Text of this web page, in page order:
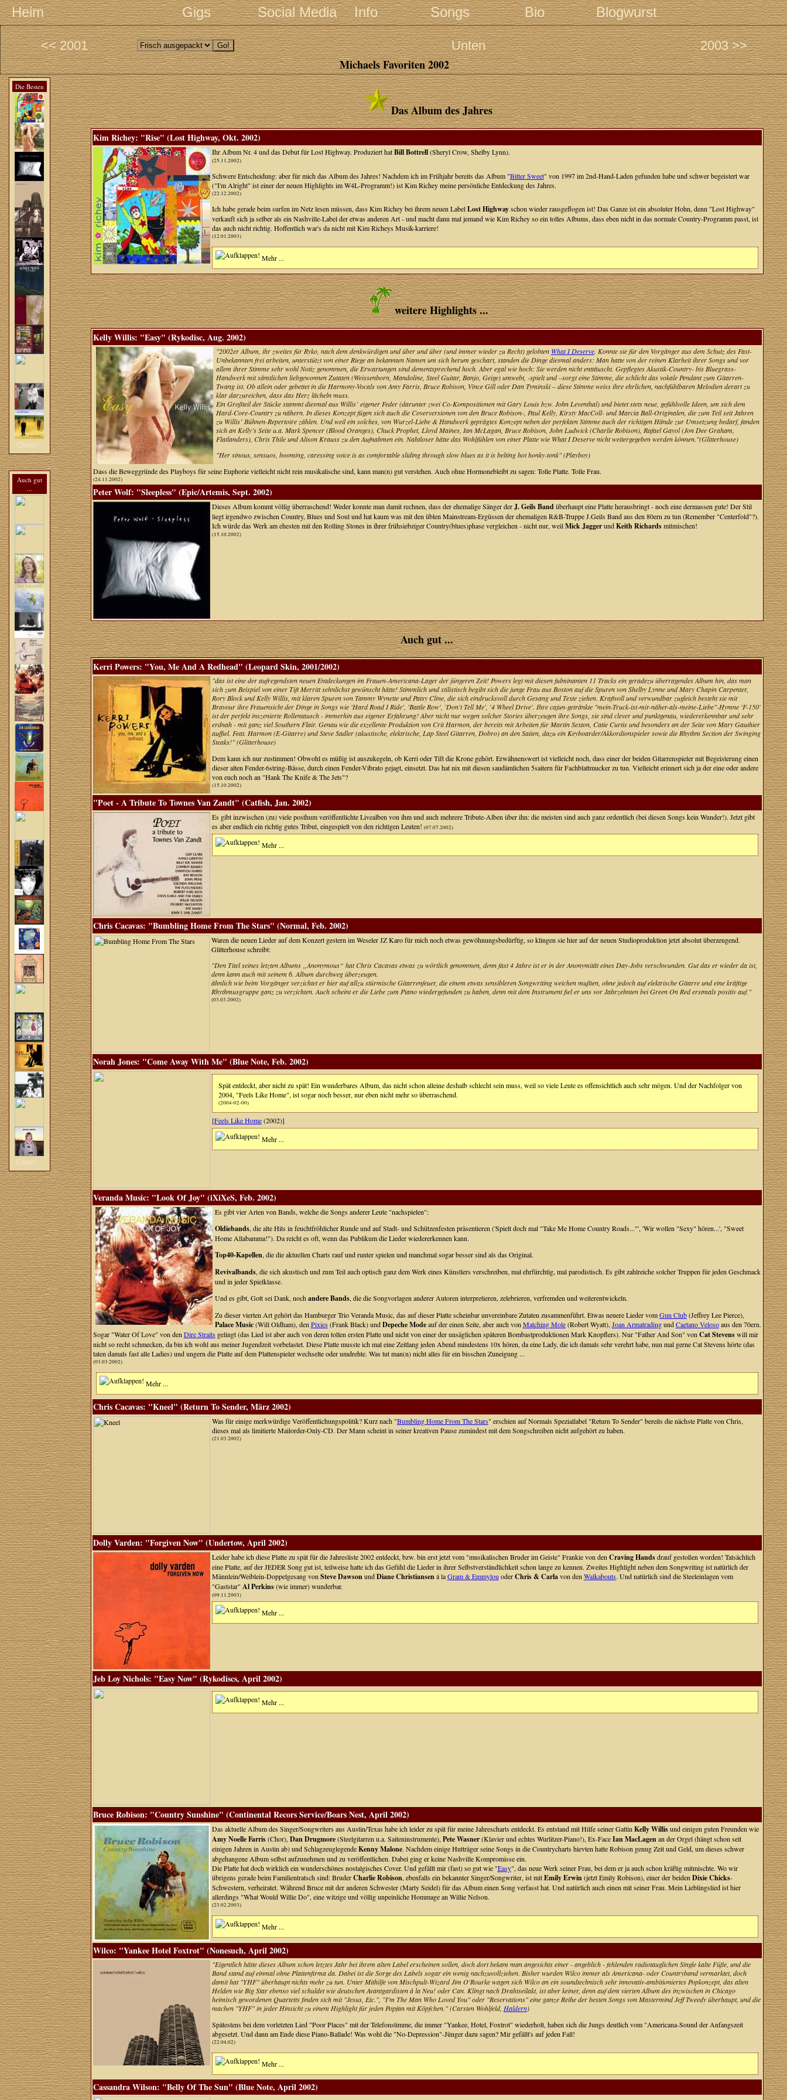
Heim Gigs Social Media Info Songs Bio Blogwurst
<< 2001 Unten 2003 >>
Michaels Favoriten 2002
Die Besten
Oben
Auch gut
...
Oben
Das Album des Jahres
Kim Richey: "Rise" (Lost Highway, Okt. 2002)
Ihr Album Nr. 4 und das Debut für Lost Highway. Produziert hatBill Bottrell(Sheryl Crow, Shelby Lynn).
(25.11.2002)
Schwere Entscheidung: aber für mich das Album des Jahres! Nachdem ich im Frühjahr bereits das Album "Bitter Sweet" von 1997 im 2nd-Hand-Laden gefunden habe und schwer begeistert war
("I'm Alright" ist einer der neuen Highlights im W4L-Programm!) ist Kim Richey meine persönliche Entdeckung des Jahres.
(22.12.2002)
Ich habe gerade beim surfen im Netz lesen müssen, dass Kim Richey bei ihrem neuen LabelLost Highwayschon wieder rausgeflogen ist! Das Ganze ist ein absoluter Hohn, denn "Lost Highway"
verkauft sich ja selber als ein Nashville-Label der etwas anderen Art - und macht dann mal jemand wie Kim Richey so ein tolles Albums, dass eben nicht in das normale Country-Programm passt, ist
das auch nicht richtig. Hoffentlich war's da nicht mit Kim Richeys Musik-karriere!
(12.01.2003)
Mehr ...
weitere Highlights ...
Kelly Willis: "Easy" (Rykodisc, Aug. 2002)
"2002er Album, ihr zweites für Ryko, nach dem denkwürdigen und über und über (und immer wieder zu Recht) gelobten What I Deserve. Konnte sie für den Vorgänger aus dem Schutz des Fast-
Unbekannten frei arbeiten, unterstützt von einer Riege an bekannten Namen um sich herum geschart, standen die Dinge diesmal anders: Man hatte von der reinen Klarheit ihrer Songs und vor
allem ihrer Stimme sehr wohl Notiz genommen, die Erwartungen sind dementsprechend hoch. Aber egal wie hoch: Sie werden nicht enttäuscht. Gepflegtes Akustik-Country- bis Bluegrass-
Handwerk mit sämtlichen liebgewonnen Zutaten (Weissenborn, Mandoline, Steel Guitar, Banjo, Geige) umwebt, -spielt und –sorgt eine Stimme, die schlicht das vokale Pendant zum Gitarren-
Twang ist. Ob allein oder gebettet in die Harmony-Vocals von Amy Farris, Bruce Robison, Vince Gill oder Dan Tyminski – diese Stimme weiss ihre ehrlichen, nachfühlbaren Melodien derart zu
klar darzureichen, dass das Herz lächeln muss.
Ein Großteil der Stücke stammt diesmal aus Willis’ eigener Feder (darunter zwei Co-Kompositionen mit Gary Louis bzw. John Leventhal) und bietet stets neue, gefühlvolle Ideen, um sich dem
Hard-Core-Country zu nähern. In dieses Konzept fügen sich auch die Coverversionen von den Bruce Robison-, Paul Kelly, Kirsty MacColl- und Marcia Ball-Originalen, die zum Teil seit Jahren
zu Willis’ Bühnen-Repertoire zählen. Und weil ein solches, von Wurzel-Liebe & Handwerk geprägtes Konzept neben der perfekten Stimme auch der richtigen Hände zur Umsetzung bedarf, fanden
sich an Kelly’s Seite u.a. Mark Spencer (Blood Oranges), Chuck Prophet, Lloyd Maines, Ian McLagan, Bruce Robison, John Ludwick (Charlie Robison), Rafael Gayol (Jon Dee Graham,
Flatlanders), Chris Thile und Alison Krauss zu den Aufnahmen ein. Nahtloser hätte das Wohlfühlen von einer Platte wie What I Deserve nicht weitergegeben werden können."(Glitterhouse)
"Her sinous, sensuos, booming, caressing voice is as comfortable sliding through slow blues as it is belting hot honky-tonk" (Playboy)
Dass die Beweggründe des Playboys für seine Euphorie vielleicht nicht rein musikalische sind, kann man(n) gut verstehen. Auch ohne Hormonebleibt zu sagen: Tolle Platte. Tolle Frau.
(24.11.2002)
Peter Wolf: "Sleepless" (Epic/Artemis, Sept. 2002)
Dieses Album kommt völlig überraschend! Weder konnte man damit rechnen, dass der ehemalige Sänger derJ. Geils Band überhaupt eine Platte herausbringt - noch eine dermassen gute! Der Stil
liegt irgendwo zwischen Country, Blues und Soul und hat kaum was mit den üblen Mainstream-Ergüssen der ehemaligen R&B-Truppe J.Geils Band aus den 80ern zu tun (Remember "Centerfold"?).
Ich würde das Werk am ehesten mit den Rolling Stones in ihrer frühsiebziger Country(blues)phase vergleichen - nicht nur, weilMick JaggerundKeith Richardsmitmischen!
(15.10.2002)
Auch gut ...
Kerri Powers: "You, Me And A Redhead" (Leopard Skin, 2001/2002)
"das ist eine der aufregendsten neuen Entdeckungen im Frauen-Americana-Lager der jüngeren Zeit! Powers legt mit diesen fulminanten 11 Tracks ein geradezu überragendes Album hin, das man
sich zum Beispiel von einer Tift Merritt sehnlichst gewünscht hätte! Stimmlich und stilistisch begibt sich die junge Frau aus Boston auf die Spuren von Shelby Lynne und Mary Chapin Carpenter,
Rory Block und Kelly Willis, mit klaren Spuren von Tammy Wynette und Patsy Cline, die sich eindrucksvoll durch Gesang und Texte ziehen. Kraftvoll und verwundbar zugleich besteht sie mit
Bravour ihre Frauensicht der Dinge in Songs wie 'Hard Road I Ride', 'Battle Row', 'Don't Tell Me', '4 Wheel Drive'. Ihre cajun-getränkte "mein-Truck-ist-mir-näher-als-meine-Liebe"-Hymne 'F-150'
ist der perfekt inszenierte Rollentausch - immerhin aus eigener Erfahrung! Aber nicht nur wegen solcher Stories überzeugen ihre Songs, sie sind clever und punktgenau, wiedererkennbar und sehr
erdnah - mit ganz viel Southern Flair. Genau wie die exzellente Produktion von Crit Harmon, der bereits mit Arbeiten für Martin Sexton, Catie Curtis und besonders an der Seite von Mary Gauthier
auffiel. Feat. Harmon (E-Gitarre) und Steve Sadler (akustische, elektrische, Lap Steel Gitarren, Dobro) an den Saiten, dazu ein Keyboarder/Akkordionspieler sowie die Rhythm Section der Swinging
Steaks!" (Glitterhouse)
Dem kann ich nur zustimmen! Obwohl es müßig ist auszukegeln, ob Kerri oder Tift die Krone gehört. Erwähnenswert ist vielleicht noch, dass einer der beiden Gitarrenspieler mit Begeisterung einen
dieser alten Fender-6string-Bässe, durch einen Fender-Vibrato gejagt, einsetzt. Das hat nix mit diesen saudämlichen 5saitern für Fachblattmucker zu tun. Vielleicht erinnert sich ja der eine oder andere
von euch noch an "Hank The Knife & The Jets"?
(15.10.2002)
"Poet - A Tribute To Townes Van Zandt" (Catfish, Jan. 2002)
Es gibt inzwischen (zu) viele posthum veröffentlichte Livealben von ihm und auch mehrere Tribute-Alben über ihn: die meisten sind auch ganz ordentlich (bei diesen Songs kein Wunder!). Jetzt gibt
es aber endlich ein richtig gutes Tribut, eingespielt von den richtigen Leuten! (07.07.2002)
Mehr ...
Chris Cacavas: "Bumbling Home From The Stars" (Normal, Feb. 2002)
Waren die neuen Lieder auf dem Konzert gestern im Weseler JZ Karo für mich noch etwas gewöhnungsbedürftig, so klingen sie hier auf der neuen Studioproduktion jetzt absolut überzeugend.
Glitterhouse schreibt:
"Den Titel seines letzten Albums „Anonymous“ hat Chris Cacavas etwas zu wörtlich genommen, denn fast 4 Jahre ist er in der Anonymität eines Day-Jobs verschwunden. Gut das er wieder da ist,
denn kann auch mit seinem 6. Album durchweg überzeugen.
ähnlich wie beim Vorgänger verzichtet er hier auf allzu stürmische Gitarrenfeuer, die einem etwas sensibleren Songwriting weichen mußten, ohne jedoch auf elektrische Gitarre und eine kräftige
Rhythmusgruppe ganz zu verzichten. Auch scheint er die Liebe zum Piano wiedergefunden zu haben, denn mit dem Instrument fiel er uns vor Jahrzehnten bei Green On Red erstmals positiv auf."
(03.03.2002)
Norah Jones: "Come Away With Me" (Blue Note, Feb. 2002)
Spät entdeckt, aber nicht zu spät! Ein wunderbares Album, das nicht schon alleine deshalb schlecht sein muss, weil so viele Leute es offensichtlich auch sehr mögen. Und der Nachfolger von
2004, "Feels Like Home", ist sogar noch besser, nur eben nicht mehr so überraschend.
(2004-02-00)
[Feels Like Home(2002)]
Mehr ...
Veranda Music: "Look Of Joy" (iXiXeS, Feb. 2002)
Es gibt vier Arten von Bands, welche die Songs anderer Leute "nachspielen":
Oldiebands, die alte Hits in feuchtfröhlicher Runde und auf Stadt- und Schützenfesten präsentieren ('Spielt doch mal "Take Me Home Country Roads..."', 'Wir wollen "Sexy" hören...', "Sweet
Home Allabamma!"). Da reicht es oft, wenn das Publikum die Lieder wiedererkennen kann.
Top40-Kapellen, die die aktuellen Charts rauf und runter spielen und manchmal sogar besser sind als das Original.
Revivalbands, die sich akustisch und zum Teil auch optisch ganz dem Werk eines Künstlers verschreiben, mal ehrfürchtig, mal parodistisch. Es gibt zahlreiche solcher Truppen für jeden Geschmack
und in jeder Spielklasse.
Und es gibt, Gott sei Dank, nochandere Bands, die die Songvorlagen anderer Autoren interpretieren, zelebrieren, verfremden und weiterentwickeln.
Zu dieser vierten Art gehört das Hamburger Trio Veranda Music, das auf dieser Platte scheinbar unvereinbare Zutaten zusammenführt. Etwas neuere Lieder vomGun Club(Jeffrey Lee Pierce),
Palace Music(Will Oldham), den Pixies(Frank Black) undDepeche Modeauf der einen Seite, aber auch von Matching Mole(Robert Wyatt), Joan ArmatradingundCaetano Velosoaus den 70ern.
Sogar "Water Of Love" von den Dire Straitsgelingt (das Lied ist aber auch von deren tollen ersten Platte und nicht von einer der unsäglichen späteren Bombastproduktionen Mark Knopflers). Nur "Father And Son" von Cat Stevenswill mir
nicht so recht schmecken, da bin ich wohl aus meiner Jugendzeit vorbelastet. Diese Platte musste ich mal eine Zeitlang jeden Abend mindestens 10x hören, da eine Lady, die ich damals sehr verehrt habe, nun mal gerne Cat Stevens hörte (das
taten damals fast alle Ladies) und ungern die Platte auf dem Plattenspieler wechselte oder umdrehte. Was tut man(n) nicht alles für ein bisschen Zuneigung ...
(03.03.2002)
Mehr ...
Chris Cacavas: "Kneel" (Return To Sender, März 2002)
Was für einige merkwürdige Veröffentlichungspolitik? Kurz nach "Bumbling Home From The Stars" erschien auf Normals Speziallabel "Return To Sender" bereits die nächste Platte von Chris,
dieses mal als limitierte Mailorder-Only-CD. Der Mann scheint in seiner kreativen Pause zumindest mit dem Songschreiben nicht aufgehört zu haben.
(21.03.2002)
Dolly Varden: "Forgiven Now" (Undertow, April 2002)
Leider habe ich diese Platte zu spät für die Jahresliste 2002 entdeckt, bzw. bin erst jetzt vom "musikalischen Bruder im Geiste" Frankie von den Craving Handsdrauf gestoßen worden! Tatsächlich
eine Platte, auf der JEDER Song gut ist, teilweise hatte ich das Gefühl die Lieder in ihrer Selbstverständlichkeit schon lange zu kennen. Zweites Highlight neben dem Songwriting ist natürlich der
Männlein/Weiblein-Doppelgesang von Steve Dawson undDiane Christiansen á laGram & Emmylou oderChris & Carlavon den Walkabouts. Und natürlich sind die Steeleinlagen vom
"Gaststar" Al Perkins(wie immer) wunderbar.
(09.11.2003)
Mehr ...
Jeb Loy Nichols: "Easy Now" (Rykodiscs, April 2002)
Mehr ...
Bruce Robison: "Country Sunshine" (Continental Recors Service/Boars Nest, April 2002)
Das aktuelle Album des Singer/Songwriters aus Austin/Texas habe ich leider zu spät für meine Jahrescharts entdeckt. Es entstand mit Hilfe seiner Gattin Kelly Willisund einigen guten Freunden wie
Amy Noelle Farris(Chor), Dan Drugmore(Steelgitarren u.a. Saiteninstrumente), Pete Wasner(Klavier und echtes Wurlitzer-Piano!), Ex-FaceIan MacLagen an der Orgel (hängt schon seit
einigen Jahren in Austin ab) und SchlagzeuglegendeKenny Malone. Nachdem einige Hutträger seine Songs in die Countrycharts hievten hatte Robison genug Zeit und Geld, um dieses schwer
abgehangene Album selbst aufzunehmen und zu veröffentlichen. Dabei ging er keine Nashville Kompromisse ein.
Die Platte hat doch wirklich ein wunderschönes nostalgisches Cover. Und gefällt mir (fast) so gut wie "Easy", das neue Werk seiner Frau, bei dem er ja auch schon kräftig mitmischte. Wo wir
übrigens gerade beim Familientratsch sind: BruderCharlie Robison, ebenfalls ein bekannter Singer/Songwriter, ist mitEmily Erwin (jetzt Emily Robison), einer der beiden Dixie Chicks-
Schwestern, verheiratet. Während Bruce mit der anderen Schwester (Marty Seidel) für das Album einen Song verfasst hat. Und natürlich auch einen mit seiner Frau. Mein Lieblingslied ist hier
allerdings "What Would Willie Do", eine witzige und völlig unpeinliche Hommage an Willie Nelson.
(23.02.2003)
Mehr ...
Wilco: "Yankee Hotel Foxtrot" (Nonesuch, April 2002)
"Eigentlich hätte dieses Album schon letztes Jahr bei ihrem alten Label erscheinen sollen, doch dort bekam man angesichts einer - angeblich - fehlenden radiotauglichen Single kalte Füße, und die
Band stand auf einmal ohne Plattenfirma da. Dabei ist die Sorge des Labels sogar ein wenig nachzuvollziehen. Bisher wurden Wilco immer als Americana- oder Countryband vermarktet, doch
damit hat "YHF" überhaupt nichts mehr zu tun. Unter Mithilfe von Mischpult-Wizard Jim O'Rourke wagen sich Wilco an ein soundtechnisch sehr innovativ-ambitioniertes Popkonzept, das alten
Helden wie Big Star ebenso viel schuldet wie deutschen Avantgardisten à la Neu! oder Can. Klingt nach Drahtseilakt, ist aber keiner, denn auf dem vierten Album des inzwischen in Chicago
heimisch gewordenen Quartetts finden sich mit "Jesus, Etc.", "I'm The Man Who Loved You" oder "Reservations" eine ganze Reihe der besten Songs von Mastermind Jeff Tweedy überhaupt, und die
machen "YHF" in jeder Hinsicht zu einem Highlight für jeden Popfan mit Köpfchen." (Carsten Wohlfeld, Haldern)
Spätestens bei dem vorletzten Lied "Poor Places" mit der Telefonstimme, die immer "Yankee, Hotel, Foxtrot" wiederholt, haben sich die Jungs deutlich vom "Americana-Sound der Anfangszeit
abgesetzt. Und dann am Ende diese Piano-Ballade! Was wohl die "No-Depression"-Jünger dazu sagen? Mir gefällt's auf jeden Fall!
(22.04.02)
Mehr ...
Cassandra Wilson: "Belly Of The Sun" (Blue Note, April 2002)